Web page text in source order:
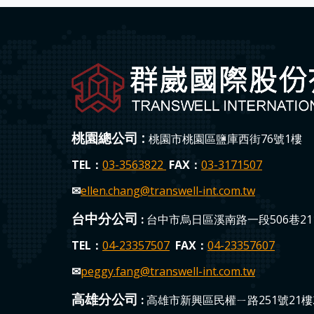
桃園總公司 : 桃園市桃園區鹽庫西街76號1樓
TEL： 03-3563822 FAX： 03-3171507
✉ellen.chang@transwell-int.com.tw
台中分公司 : 台中市烏日區溪南路一段506巷
TEL： 04-23357507 FAX： 04-23357607
✉peggy.fang@transwell-int.com.tw
高雄分公司 :高雄市新興區民權ㄧ路251號21